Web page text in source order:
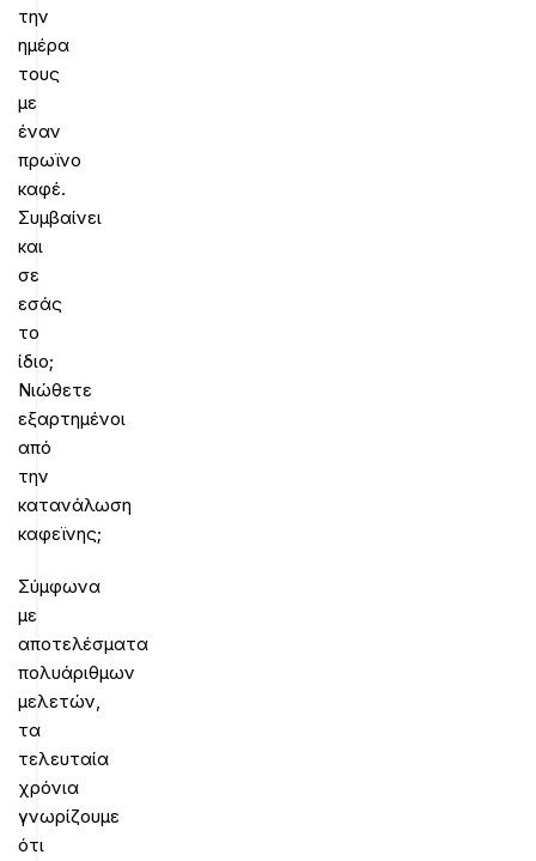
την
ημέρα
τους
με
έναν
πρωϊνο
καφέ.
Συμβαίνει
και
σε
εσάς
το
ίδιο;
Νιώθετε
εξαρτημένοι
από
την
κατανάλωση
καφεϊνης;
Σύμφωνα
με
αποτελέσματα
πολυάριθμων
μελετών,
τα
τελευταία
χρόνια
γνωρίζουμε
ότι